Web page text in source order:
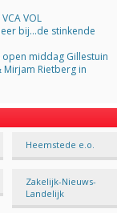
VOL
bij…de stinkende
open middag Gillestuin
Mirjam Rietberg in
Heemstede e.o.
Zakelijk-Nieuws-
Landelijk